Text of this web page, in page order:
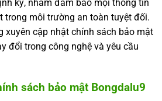
kỳ, nhằm đảm bảo mọi thông tin
trong môi trường an toàn tuyệt đối.
xuyên cập nhật chính sách bảo mật
đổi trong công nghệ và yêu cầu
sách bảo mật Bongdalu9